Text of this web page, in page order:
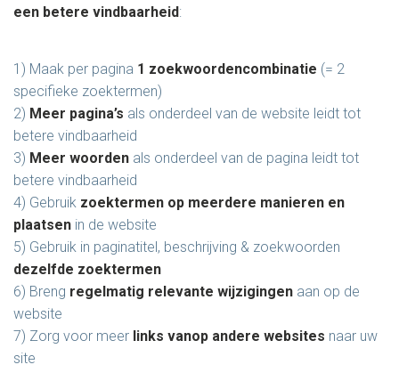
een betere vindbaarheid:
1) Maak per pagina 1 zoekwoordencombinatie (= 2
specifieke zoektermen)
2) Meer pagina’s als onderdeel van de website leidt tot
betere vindbaarheid
3) Meer woorden als onderdeel van de pagina leidt tot
betere vindbaarheid
4) Gebruik zoektermen op meerdere manieren en
plaatsen in de website
5) Gebruik in paginatitel, beschrijving & zoekwoorden
dezelfde zoektermen
6) Breng regelmatig relevante wijzigingen aan op de
website
7) Zorg voor meer links vanop andere websites naar uw
site